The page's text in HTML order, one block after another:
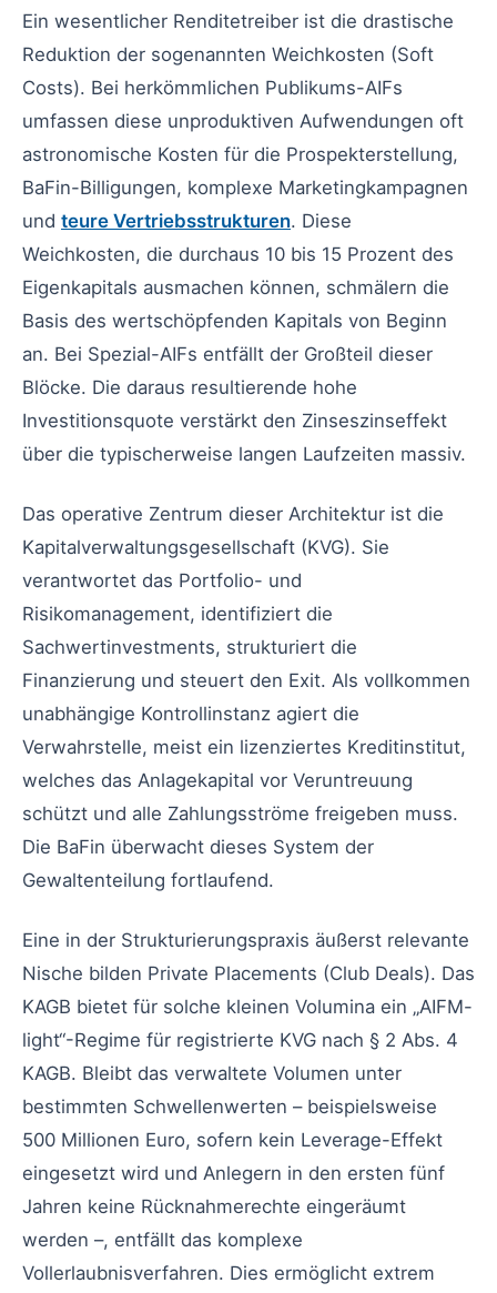
Ein wesentlicher Renditetreiber ist die drastische
Reduktion der sogenannten Weichkosten (Soft
Costs). Bei herkömmlichen Publikums-AIFs
umfassen diese unproduktiven Aufwendungen oft
astronomische Kosten für die Prospekterstellung,
BaFin-Billigungen, komplexe Marketingkampagnen
und teure Vertriebsstrukturen. Diese
Weichkosten, die durchaus 10 bis 15 Prozent des
Eigenkapitals ausmachen können, schmälern die
Basis des wertschöpfenden Kapitals von Beginn
an. Bei Spezial-AIFs entfällt der Großteil dieser
Blöcke. Die daraus resultierende hohe
Investitionsquote verstärkt den Zinseszinseffekt
über die typischerweise langen Laufzeiten massiv.
Das operative Zentrum dieser Architektur ist die
Kapitalverwaltungsgesellschaft (KVG). Sie
verantwortet das Portfolio- und
Risikomanagement, identifiziert die
Sachwertinvestments, strukturiert die
Finanzierung und steuert den Exit. Als vollkommen
unabhängige Kontrollinstanz agiert die
Verwahrstelle, meist ein lizenziertes Kreditinstitut,
welches das Anlagekapital vor Veruntreuung
schützt und alle Zahlungsströme freigeben muss.
Die BaFin überwacht dieses System der
Gewaltenteilung fortlaufend.
Eine in der Strukturierungspraxis äußerst relevante
Nische bilden Private Placements (Club Deals). Das
KAGB bietet für solche kleinen Volumina ein „AIFM-
light“-Regime für registrierte KVG nach § 2 Abs. 4
KAGB. Bleibt das verwaltete Volumen unter
bestimmten Schwellenwerten – beispielsweise
500 Millionen Euro, sofern kein Leverage-Effekt
eingesetzt wird und Anlegern in den ersten fünf
Jahren keine Rücknahmerechte eingeräumt
werden –, entfällt das komplexe
Vollerlaubnisverfahren. Dies ermöglicht extrem